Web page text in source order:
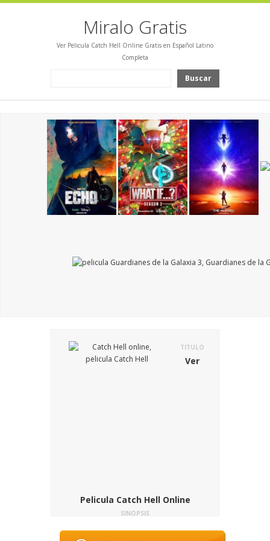
Miralo Gratis
Ver Pelicula Catch Hell Online Gratis en Español Latino
Completa
Buscar
TITULO
Ver
Pelicula Catch Hell Online
SINOPSIS
Infernal), un hombre que ha sido estrella